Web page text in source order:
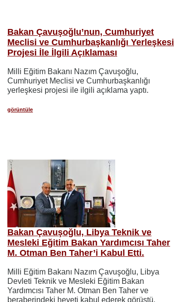
Bakan Çavuşoğlu’nun, Cumhuriyet
Meclisi ve Cumhurbaşkanlığı Yerleşkesi
Projesi İle İlgili Açıklaması
Milli Eğitim Bakanı Nazım Çavuşoğlu,
Cumhuriyet Meclisi ve Cumhurbaşkanlığı
yerleşkesi projesi ile ilgili açıklama yaptı.
görüntüle
Bakan Çavuşoğlu, Libya Teknik ve
Mesleki Eğitim Bakan Yardımcısı Taher
M. Otman Ben Taher’i Kabul Etti.
Milli Eğitim Bakanı Nazım Çavuşoğlu, Libya
Devleti Teknik ve Mesleki Eğitim Bakan
Yardımcısı Taher M. Otman Ben Taher ve
beraberindeki heyeti kabul ederek görüştü.